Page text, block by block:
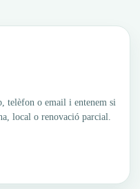
telèfon o email i entenem si
local o renovació parcial.